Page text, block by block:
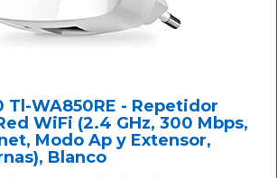
Tl-WA850RE - Repetidor
WiFi (2.4 GHz, 300 Mbps,
Modo Ap y Extensor,
Blanco